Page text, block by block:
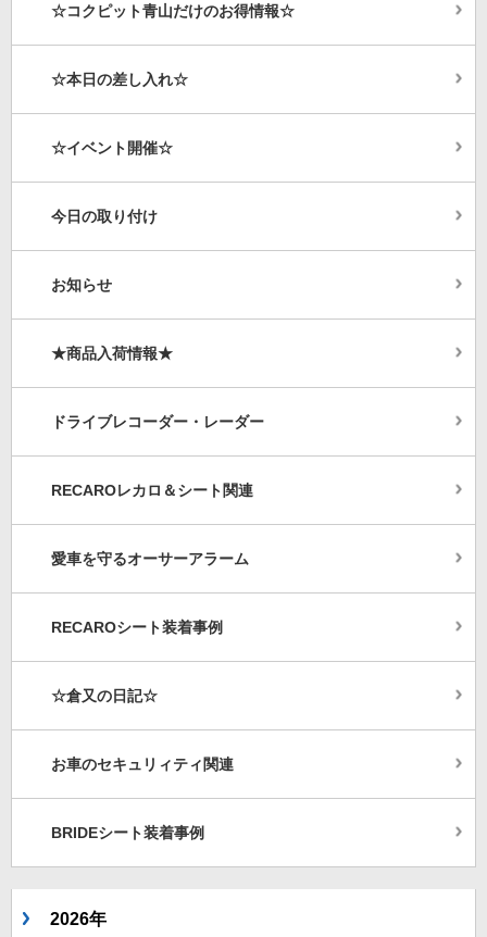
☆コクピット青山だけのお得情報☆
☆本日の差し入れ☆
☆イベント開催☆
今日の取り付け
お知らせ
★商品入荷情報★
ドライブレコーダー・レーダー
RECAROレカロ＆シート関連
愛車を守るオーサーアラーム
RECAROシート装着事例
☆倉又の日記☆
お車のセキュリィティ関連
BRIDEシート装着事例
2026年